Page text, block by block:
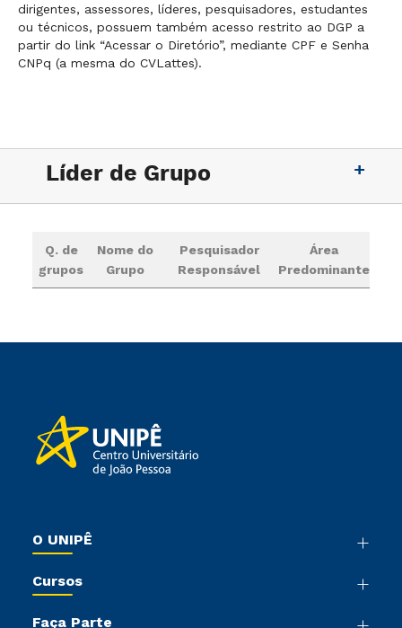
dirigentes, assessores, líderes, pesquisadores, estudantes
ou técnicos, possuem também acesso restrito ao DGP a
partir do link “Acessar o Diretório”, mediante CPF e Senha
CNPq (a mesma do CVLattes).
Líder de Grupo
Q. de
grupos
Nome do
Grupo
Pesquisador
Responsável
Área
Predominante
O UNIPÊ
Sala de Imprensa
Cursos
Faça Parte